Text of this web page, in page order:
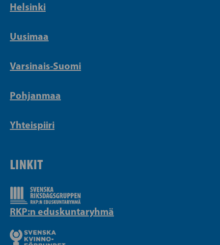
Helsinki
Uusimaa
Varsinais-Suomi
Pohjanmaa
Yhteispiiri
LINKIT
RKP:n eduskuntaryhmä